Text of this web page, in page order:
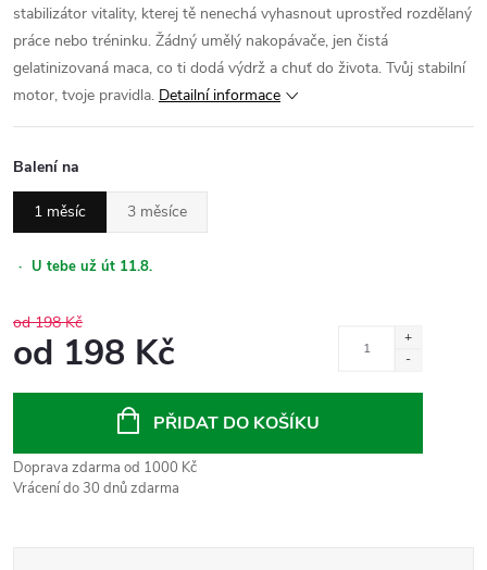
stabilizátor vitality, kterej tě nenechá vyhasnout uprostřed rozdělaný
práce nebo tréninku. Žádný umělý nakopávače, jen čistá
gelatinizovaná maca, co ti dodá výdrž a chuť do života. Tvůj stabilní
motor, tvoje pravidla. Detailní informace
Balení na
1 měsíc 3 měsíce
· U tebe už út 11.8.
od 198 Kč
od 198 Kč
PŘIDAT DO KOŠÍKU
Doprava zdarma od 1000 Kč
Vrácení do 30 dnů zdarma